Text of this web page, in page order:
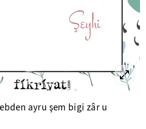
ayru şem bigi zâr u